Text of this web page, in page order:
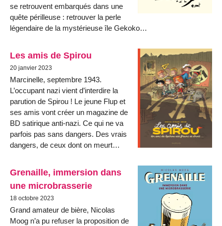
se retrouvent embarqués dans une
quête périlleuse : retrouver la perle
légendaire de la mystérieuse île Gekoko…
Les amis de Spirou
20 janvier 2023
Marcinelle, septembre 1943.
L’occupant nazi vient d’interdire la
parution de Spirou ! Le jeune Flup et
ses amis vont créer un magazine de
BD satirique anti-nazi. Ce qui ne va
parfois pas sans dangers. Des vrais
dangers, de ceux dont on meurt…
Grenaille, immersion dans
une microbrasserie
18 octobre 2023
Grand amateur de bière, Nicolas
Moog n’a pu refuser la proposition de